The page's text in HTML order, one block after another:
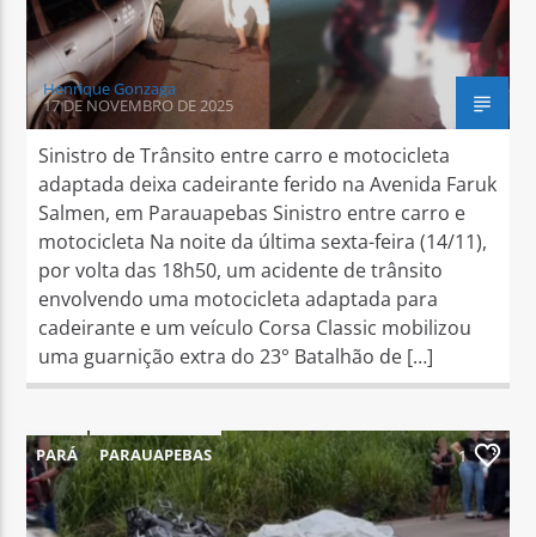
Henrique Gonzaga
17 DE NOVEMBRO DE 2025
Sinistro de Trânsito entre carro e motocicleta
adaptada deixa cadeirante ferido na Avenida Faruk
Salmen, em Parauapebas Sinistro entre carro e
motocicleta Na noite da última sexta-feira (14/11),
por volta das 18h50, um acidente de trânsito
envolvendo uma motocicleta adaptada para
cadeirante e um veículo Corsa Classic mobilizou
uma guarnição extra do 23° Batalhão de […]
PARÁ PARAUAPEBAS 1